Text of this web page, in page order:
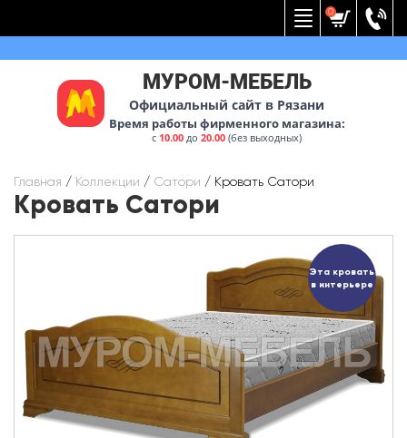
0
МУРОМ-МЕБЕЛЬ
Официальный сайт в Рязани
Время работы фирменного магазина:
с 10.00 до20.00 (без выходных)
Главная / Коллекции / Сатори / Кровать Сатори
Кровать Сатори
Эта кровать
в интерьере